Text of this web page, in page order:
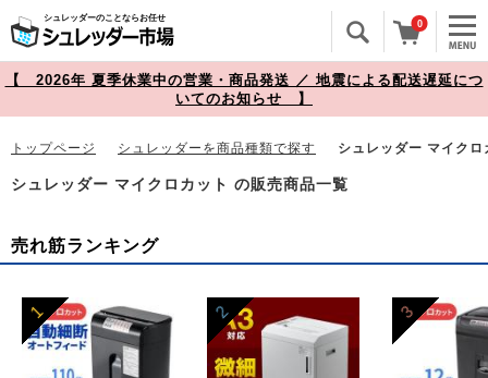
シュレッダーのことならお任せ
0
【 2026年 夏季休業中の営業・商品発送 ／ 地震による配送遅延につ
いてのお知らせ 】
トップページ シュレッダーを商品種類で探す シュレッダー マイクロ
シュレッダー マイクロカット の販売商品一覧
売れ筋ランキング
1 2 3